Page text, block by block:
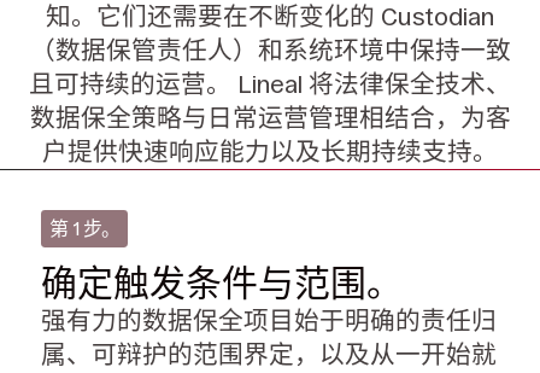
知。它们还需要在不断变化的 Custodian
（数据保管责任人）和系统环境中保持一致
且可持续的运营。
Lineal 将法律保全技术、
数据保全策略与日常运营管理相结合，为客
户提供快速响应能力以及长期持续支持。
第 1 步。
确定触发条件与范围。
强有力的数据保全项目始于明确的责任归
属、可辩护的范围界定，以及从一开始就